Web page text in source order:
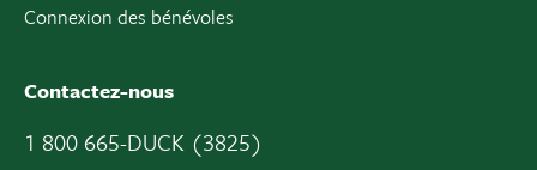
Connexion des bénévoles
Contactez-nous
1 800 665-DUCK (3825)